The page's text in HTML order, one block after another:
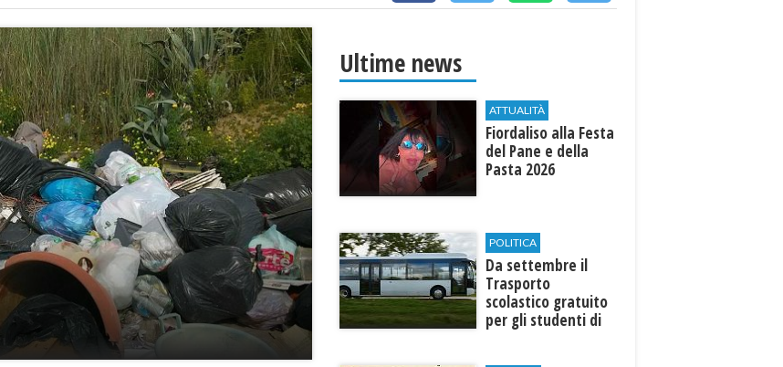
Ultime news
ATTUALITÀ
Fiordaliso alla Festa
del Pane e della
Pasta 2026
POLITICA
Da settembre il
Trasporto
scolastico gratuito
per gli studenti di